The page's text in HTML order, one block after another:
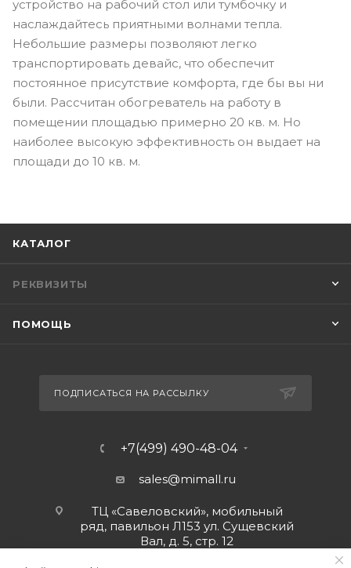
устройство на рабочий стол или тумбочку и
наслаждайтесь приятными волнами тепла.
Небольшие размеры позволяют легко
транспортировать девайс, что обеспечит
постоянное присутствие комфорта, где бы вы ни
были. Рассчитан обогреватель на работу в
помещении площадью примерно 20 кв. м. Но
наиболее высокую эффективность он выдает на
площади до 10 кв. м.
КАТАЛОГ
РЕКВИЗИТЫ
ПОМОЩЬ
ПОДПИСАТЬСЯ НА РАССЫЛКУ
+7(499) 490-48-04
sales@mimall.ru
ТЦ «Савеловский», мобильный
ряд, павильон Л153 ул. Сущевский
Вал, д. 5, стр. 12